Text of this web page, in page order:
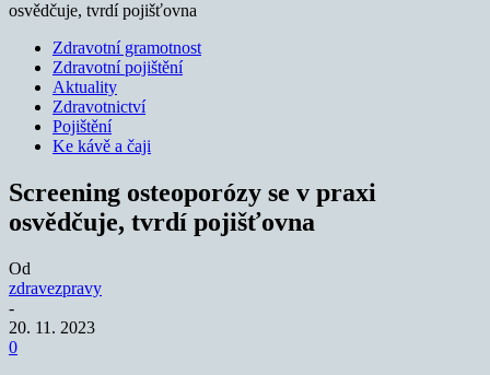
osvědčuje, tvrdí pojišťovna
Zdravotní gramotnost
Zdravotní pojištění
Aktuality
Zdravotnictví
Pojištění
Ke kávě a čaji
Screening osteoporózy se v praxi
osvědčuje, tvrdí pojišťovna
Od
zdravezpravy
-
20. 11. 2023
0